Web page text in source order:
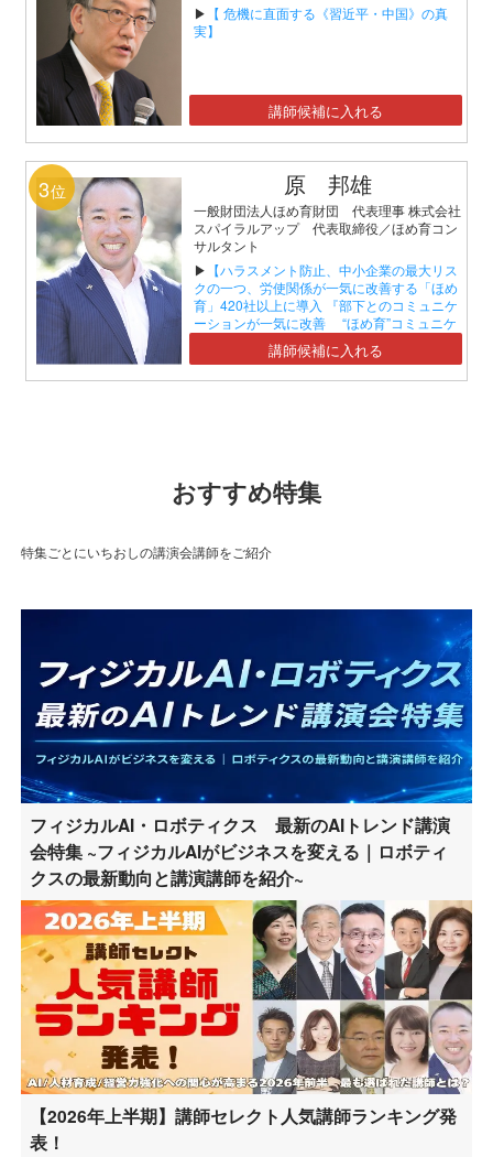
▶ 【 危機に直面する《習近平・中国》の真
実】
講師候補に入れる
3位 原 邦雄
一般財団法人ほめ育財団 代表理事 株式会社
スパイラルアップ 代表取締役／ほめ育コン
サルタント
▶ 【ハラスメント防止、中小企業の最大リス
クの一つ、労使関係が一気に改善する「ほめ
育」420社以上に導入 『部下とのコミュニケ
ーションが一気に改善 “ほめ育”コミュニケ
ーションセミナー』】講師候補に入れる
おすすめ特集
特集ごとにいちおしの講演会講師をご紹介
フィジカルAI・ロボティクス 最新のAIトレンド講演
会特集 ~フィジカルAIがビジネスを変える｜ロボティ
クスの最新動向と講演講師を紹介~
【2026年上半期】講師セレクト人気講師ランキング発
表！